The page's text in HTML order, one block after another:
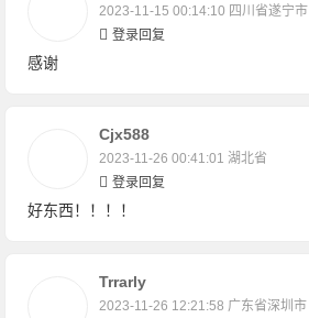
2023-11-15 00:14:10 四川省遂宁市
登录回复
感谢
Cjx588
2023-11-26 00:41:01 湖北省
登录回复
好东西！！！！
Trrarly
2023-11-26 12:21:58 广东省深圳市